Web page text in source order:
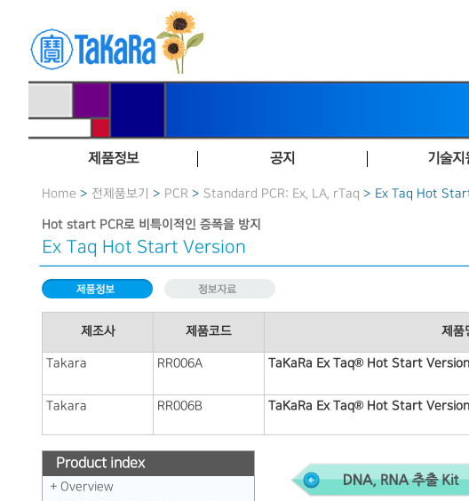
제품정보 공지 기술지
Home > 전제품보기 > PCR > Standard PCR: Ex, LA, rTaq > Ex Taq Hot
Hot start PCR로 비특이적인 증폭을 방지
Ex Taq Hot Start Version
제조사 제품코드 제품
Takara RR006A TaKaRa Ex Taq® Hot Start Version
Takara RR006B TaKaRa Ex Taq® Hot Start Version
Product index
Overview